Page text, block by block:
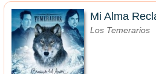
Mi Alma
Los Temerarios